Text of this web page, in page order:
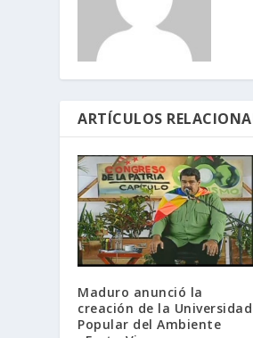
ARTÍCULOS
Maduro anunció la
creación de la Universidad
Popular del Ambiente